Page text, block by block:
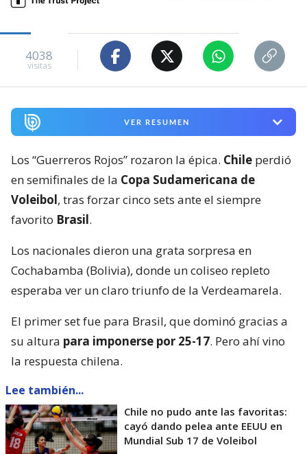
4038
visitas
VER RESUMEN
Los “Guerreros Rojos” rozaron la épica. Chile perdió
en semifinales de la Copa Sudamericana de
Voleibol, tras forzar cinco sets ante el siempre
favorito Brasil.
Los nacionales dieron una grata sorpresa en
Cochabamba (Bolivia), donde un coliseo repleto
esperaba ver un claro triunfo de la Verdeamarela.
El primer set fue para Brasil, que dominó gracias a
su altura para imponerse por 25-17. Pero ahí vino
la respuesta chilena.
Lee también...
Chile no pudo ante las favoritas:
cayó dando pelea ante EEUU en
Mundial Sub 17 de Voleibol